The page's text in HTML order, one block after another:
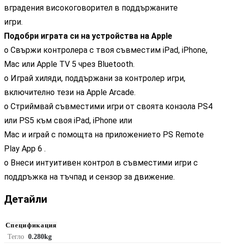
вградения високоговорител в поддържаните
игри.
Подобри играта си на устройства на Apple
o Свържи контролера с твоя съвместим iPad, iPhone,
Mac или Apple TV 5 чрез Bluetooth.
o Играй хиляди, поддържани за контролер игри,
включително тези на Apple Arcade.
o Стриймвай съвместими игри от своята конзола PS4
или PS5 към своя iPad, iPhone или
Mac и играй с помощта на приложението PS Remote
Play App 6 .
o Внеси интуитивен контрол в съвместими игри с
поддръжка на тъчпад и сензор за движение.
Детайли
Спецификация
Тегло 0.280kg